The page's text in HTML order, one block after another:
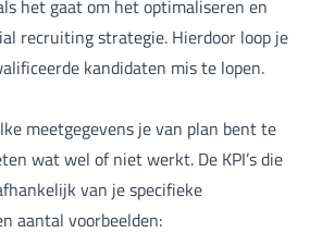
het gaat om het optimaliseren en
recruiting strategie. Hierdoor loop je
kandidaten mis te lopen.
meetgegevens je van plan bent te
wat wel of niet werkt. De KPI’s die
van je specifieke
aantal voorbeelden: